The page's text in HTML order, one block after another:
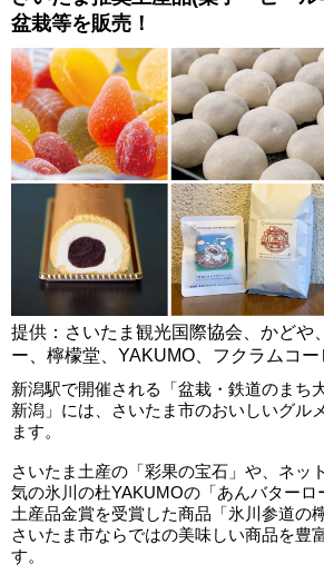
盆栽等を販売！
提供：さいたま観光国際協会、かどや
ー、檸檬堂、YAKUMO、フクラムコー
新潟駅で開催される「盆栽・鉄道のまち
新潟」には、さいたま市のおいしいグル
ます。
さいたま土産の「彩果の宝石」や、ネッ
気の氷川の杜YAKUMOの「あんバター
土産品金賞を受賞した商品「氷川参道の
さいたま市ならではの美味しい商品を豊
す。